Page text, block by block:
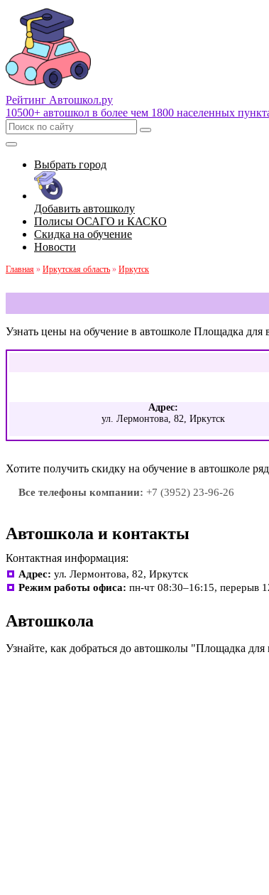
Рейтинг Автошкол.ру
10500+ автошкол в более чем 1800 населенных
Выбрать город
Добавить автошколу
Полисы ОСАГО и КАСКО
Скидка на обучение
Новости
Главная » Иркутская область » Иркутск
Узнать цены на обучение в автошколе Площадка
Адрес:
ул. Лермонтова, 82, Иркутск
Хотите получить скидку на обучение в автошколе
Все телефоны компании: +7 (3952) 23-96-26
Автошкола и контакты
Контактная информация:
Адрес: ул. Лермонтова, 82, Иркутск
Режим работы офиса: пн-чт 08:30–16:15, перерыв
Автошкола
Узнайте, как добраться до автошколы "Площадка